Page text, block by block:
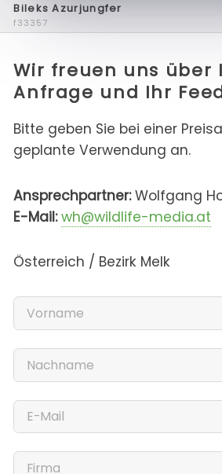
Bileks Azurjungfer
f33357
Wir freuen uns über
Anfrage und Ihr
Bitte geben Sie bei einer
geplante Verwendung an.
Ansprechpartner:Wolfgang
E-Mail: wh@wildlife-media.at
Österreich / Bezirk Melk